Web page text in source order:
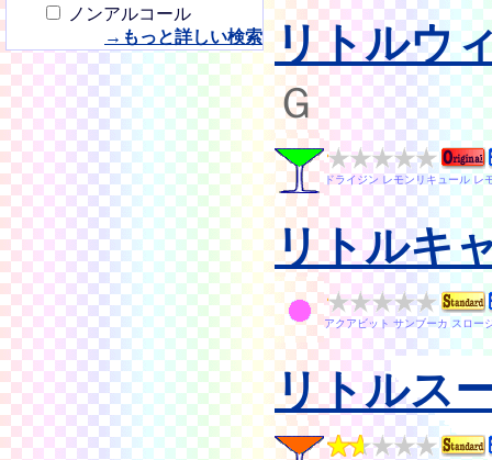
ノンアルコール
→もっと詳しい検索
リトルウ
Ｇ
ドライジン レモンリキュール レ
リトルキ
アクアビット サンブーカ スロー
リトルス